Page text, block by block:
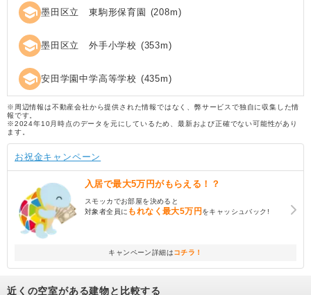
school 墨田区立 東駒形保育園 (208m)
school 墨田区立 外手小学校 (353m)
school 安田学園中学高等学校 (435m)
※周辺情報は不動産会社から提供された情報ではなく、弊サービスで独自に収集した情
報です。
※2024年10月時点のデータを元にしているため、最新および正確でない可能性があり
ます。
お祝金キャンペーン
入居で最大5万円がもらえる！？
スモッカでお部屋を決めると
対象者全員に もれなく最大5万円 をキャッシュバック!
キャンペーン詳細はコチラ！
近くの空室がある建物と比較する